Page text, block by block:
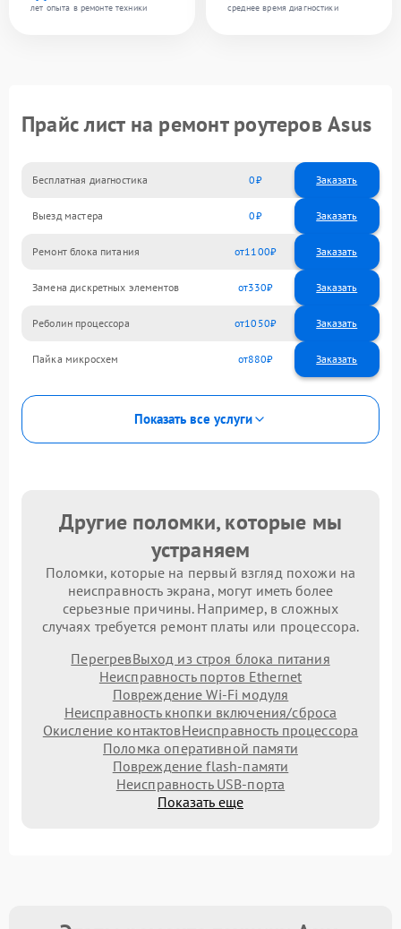
лет опыта в ремонте техники
среднее время диагностики
Прайс лист на ремонт роутеров Asus
Бесплатная диагностика 0 Заказать
Выезд мастера 0 Заказать
Ремонт блока питания 1100
Замена дискретных элементов 330
Реболин процессора 1050
Пайка микросхем 880
Показать все услуги
Другие поломки, которые мы
устраняем
Поломки, которые на первый взгляд похожи на
неисправность экрана, могут иметь более
серьезные причины. Например, в сложных
случаях требуется ремонт платы или процессора.
ПерегревВыход из строя блока питания
Неисправность портов Ethernet
Повреждение Wi-Fi модуля
Неисправность кнопки включения/сброса
Окисление контактовНеисправность процессора
Поломка оперативной памяти
Повреждение flash-памяти
Неисправность USB-порта
Показать еще